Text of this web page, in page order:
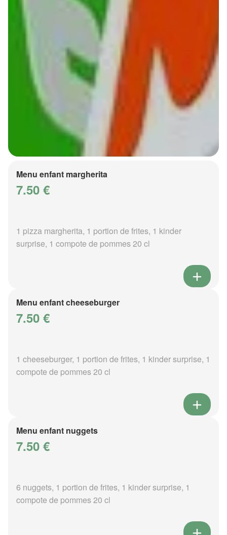
Menu enfant margherita
7.50 €
1 pizza margherita, 1 portion de frites, 1 kinder
surprise, 1 compote de pommes 20 cl
Menu enfant cheeseburger
7.50 €
1 cheeseburger, 1 portion de frites, 1 kinder surprise, 1
compote de pommes 20 cl
Menu enfant nuggets
7.50 €
6 nuggets, 1 portion de frites, 1 kinder surprise, 1
compote de pommes 20 cl